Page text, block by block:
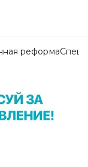
реформа